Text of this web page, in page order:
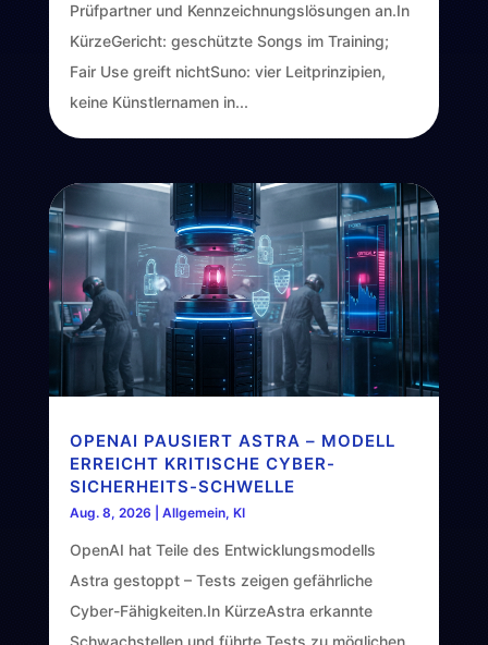
Prüfpartner und Kennzeichnungslösungen an.In
KürzeGericht: geschützte Songs im Training;
Fair Use greift nichtSuno: vier Leitprinzipien,
keine Künstlernamen in...
OPENAI PAUSIERT ASTRA – MODELL
ERREICHT KRITISCHE CYBER-
SICHERHEITS-SCHWELLE
Aug. 8, 2026 Allgemein, KI
OpenAI hat Teile des Entwicklungsmodells
Astra gestoppt – Tests zeigen gefährliche
Cyber-Fähigkeiten.In KürzeAstra erkannte
Schwachstellen und führte Tests zu möglichen